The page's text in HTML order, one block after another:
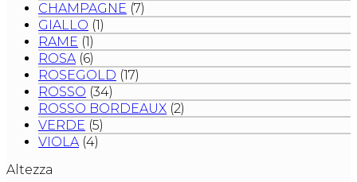
CHAMPAGNE (7)
GIALLO (1)
RAME (1)
ROSA (6)
ROSEGOLD (17)
ROSSO (34)
ROSSO BORDEAUX (2)
VERDE (5)
VIOLA (4)
Altezza